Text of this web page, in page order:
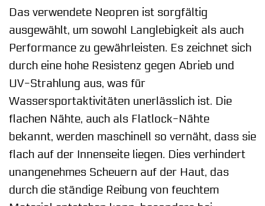
Das verwendete Neopren ist sorgfältig
ausgewählt, um sowohl Langlebigkeit als auch
Performance zu gewährleisten. Es zeichnet sich
durch eine hohe Resistenz gegen Abrieb und
UV-Strahlung aus, was für
Wassersportaktivitäten unerlässlich ist. Die
flachen Nähte, auch als Flatlock-Nähte
bekannt, werden maschinell so vernäht, dass sie
flach auf der Innenseite liegen. Dies verhindert
unangenehmes Scheuern auf der Haut, das
durch die ständige Reibung von feuchtem